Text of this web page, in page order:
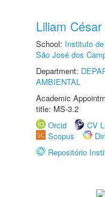
Liliam
School: Instituto
São José dos
Department:
AMBIENTAL
Academic
title: MS-3.2
Orcid
CV
Scopus
Repositório